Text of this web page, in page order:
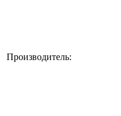
Производитель: